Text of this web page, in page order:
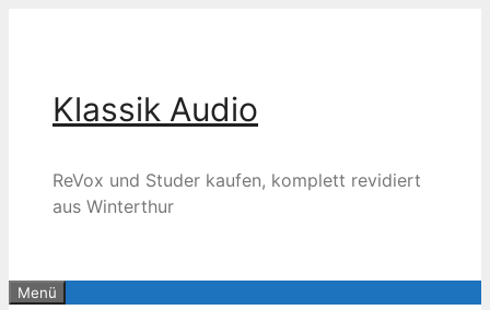
Klassik Audio
ReVox und Studer kaufen, komplett revidiert
aus Winterthur
Menü